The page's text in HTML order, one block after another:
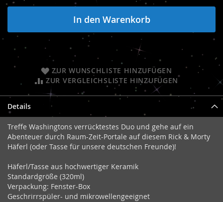
In den Warenkorb
ZUR WUNSCHLISTE HINZUFÜGEN
ZUR VERGLEICHSLISTE HINZUFÜGEN
Details
Treffe Washingtons verrücktestes Duo und gehe auf ein
Abenteuer durch Raum-Zeit-Portale auf diesem Rick & Morty
Häferl (oder Tasse für unsere deutschen Freunde)!
Häferl/Tasse aus hochwertiger Keramik
Standardgröße (320ml)
Verpackung: Fenster-Box
Geschrirrspüler- und mikrowellengeeignet